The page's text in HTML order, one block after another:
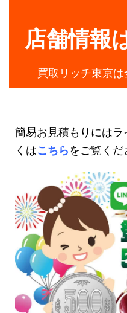
店舗情報
買取リッチ東京
簡易お見積もりには
くはこちらをご覧くだ